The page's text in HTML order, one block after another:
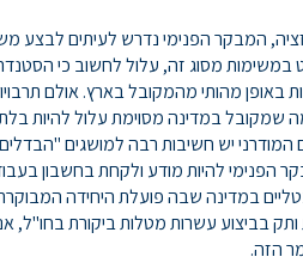
המבקר הפנימי נדרש לעיתים לבצע
במשימות מסוג זה, עלול לחשוב כי
באופן מהותי מהמקובל בארץ. אולם
שמקובל במדינה מסוימת עלול להיות
יש חשיבות רבה למושגים
הפנימי להיות מודע ולקחת בחשבון
במדינה שבה פועלת היחידה
שנות ותק בביצוע עשרות מטלות ביקורת
הזה.